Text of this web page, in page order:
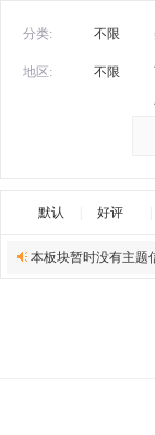
分类: 不限
地区: 不限
默认 好评
本板块暂时没有主题